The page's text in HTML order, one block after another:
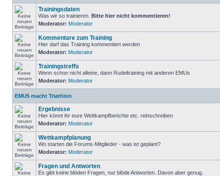
Trainingsdaten
Was wir so trainieren. Bitte hier nicht kommentieren!
Moderator: Moderator
Kommentare zum Training
Hier darf das Training kommentiert werden
Moderator: Moderator
Trainingstreffs
Wenn schon nicht alleine, dann Rudeltraining mit anderen EMUs
Moderator: Moderator
EMU5 macht Triathlon
Ergebnisse
Hier könnt ihr eure Wettkampfberichte etc. reinschreiben
Moderator: Moderator
Wettkampfplanung
Wo starten die Forums-Mitglieder - was ist geplant?
Moderator: Moderator
Fragen und Antworten
Es gibt keine blöden Fragen, nur blöde Antworten. Davon aber genug.